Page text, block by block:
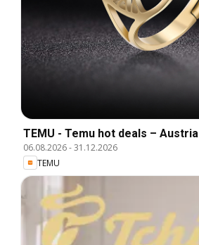
TEMU - Temu hot deals – Austria
06.08.2026-31.12.2026
TEMU